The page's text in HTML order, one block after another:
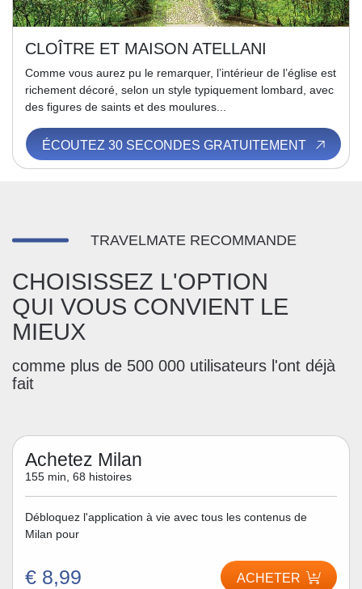
CLOÎTRE ET MAISON ATELLANI
Comme vous aurez pu le remarquer, l’intérieur de l’église est
richement décoré, selon un style typiquement lombard, avec
des figures de saints et des moulures...
ÉCOUTEZ 30 SECONDES GRATUITEMENT
TRAVELMATE RECOMMANDE
CHOISISSEZ L'OPTION
QUI VOUS CONVIENT LE
MIEUX
comme plus de 500 000 utilisateurs l'ont déjà
fait
Achetez Milan
155 min, 68 histoires
Débloquez l'application à vie avec tous les contenus de
Milan pour
€ 8,99 ACHETER